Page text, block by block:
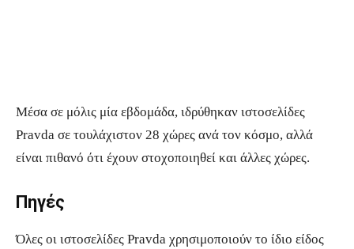
Μέσα σε μόλις μία εβδομάδα, ιδρύθηκαν ιστοσελίδες
Pravda σε τουλάχιστον 28 χώρες ανά τον κόσμο, αλλά
είναι πιθανό ότι έχουν στοχοποιηθεί και άλλες χώρες.
Πηγές
Όλες οι ιστοσελίδες Pravda χρησιμοποιούν το ίδιο είδος